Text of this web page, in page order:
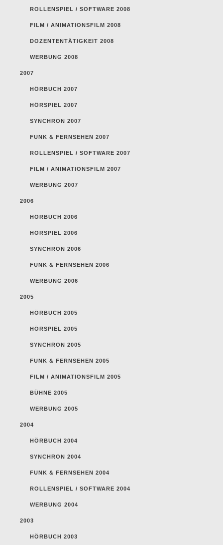
ROLLENSPIEL / SOFTWARE 2008
FILM / ANIMATIONSFILM 2008
DOZENTENTÄTIGKEIT 2008
WERBUNG 2008
2007
HÖRBUCH 2007
HÖRSPIEL 2007
SYNCHRON 2007
FUNK & FERNSEHEN 2007
ROLLENSPIEL / SOFTWARE 2007
FILM / ANIMATIONSFILM 2007
WERBUNG 2007
2006
HÖRBUCH 2006
HÖRSPIEL 2006
SYNCHRON 2006
FUNK & FERNSEHEN 2006
WERBUNG 2006
2005
HÖRBUCH 2005
HÖRSPIEL 2005
SYNCHRON 2005
FUNK & FERNSEHEN 2005
FILM / ANIMATIONSFILM 2005
BÜHNE 2005
WERBUNG 2005
2004
HÖRBUCH 2004
SYNCHRON 2004
FUNK & FERNSEHEN 2004
ROLLENSPIEL / SOFTWARE 2004
WERBUNG 2004
2003
HÖRBUCH 2003